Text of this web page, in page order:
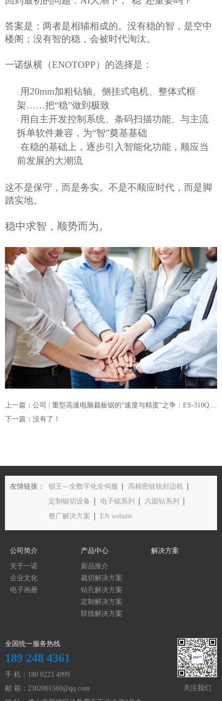
答案是： 两者是相辅相成的。 没有稳的智，是空中
楼阁；没有智的稳，会被时代淘汰。
一诺纵横 （ENOTOPP） 的选择是：
· 用20mm加粗钻轴、侧挂式电机、整体式框
架……把“稳”做到极致
· 用自主开发控制系统、条码扫描功能、 与主流
拆单软件兼容，为“智”奠基基础
· 在稳的基础上，逐步引入智能化功能，顺应当
前发展的大潮流
这不是保守，而是务实。不是不顺应时代 ，而是脚
踏实地。
稳中求智，顺势而为。
上一篇：公司 | 重型高速电脑裁板锯的“速度与精度”之争：ES-310Q给出了怎样的答案？
下一篇：没有了！
友情链接： 锯王—全数字化全伺服
高精密链轨封边机
定制锯切设备
电子锯系列
六面钻系列
整厂解决方案
EN website
公司简介
关于一诺
企业文化
电子画册
产品中心
新品推介
裁切解决方案
钻孔解决方案
定制解决方案
联线解决方案
解决方案
全国统一服务热线
189 248 4361
手 机：180 0223 4999
邮 箱： 2302001560@qq.com
关注我们